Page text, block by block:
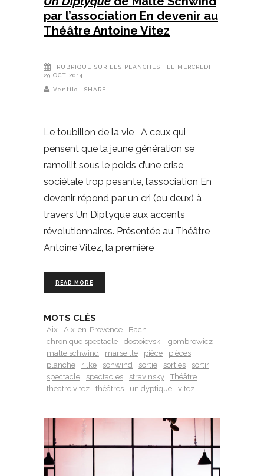
par l’association En devenir au
Théâtre Antoine Vitez
RUBRIQUE SUR LES PLANCHES
, LE MERCREDI
29 OCT 2014
Ventilo SHARE
Le toubillon de la vie A ceux qui
pensent que la jeune génération se
ramollit sous le poids d’une crise
sociétale trop pesante, l’association En
devenir répond par un cri (ou deux) à
travers Un Diptyque aux accents
révolutionnaires. Présentée au Théâtre
Antoine Vitez, la première
READ MORE
MOTS CLÉS
Aix Aix-en-Provence
Bach
chronique spectacle
dostoievski
gombrowicz
malte schwind
marseille pièce
pièces
planche
rilke schwind sortie sorties
sortir
spectacle
spectacles stravinsky
Théâtre
theatre vitez
théâtres un dyptique vitez